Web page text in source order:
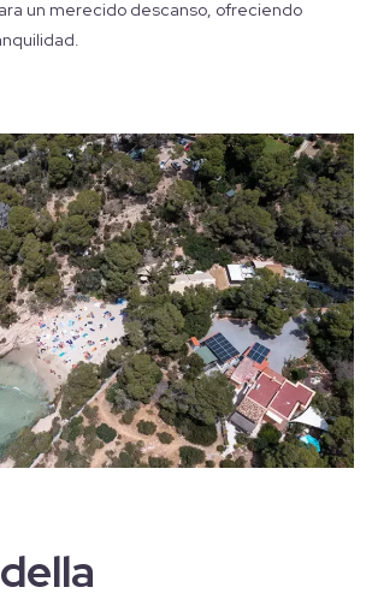
un merecido descanso, ofreciendo